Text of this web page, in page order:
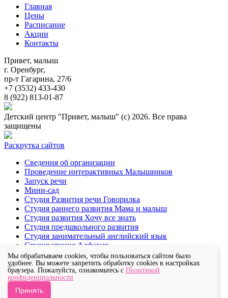
Главная
Цены
Расписание
Акции
Контакты
Привет, малыш
г. Оренбург,
пр-т Гагарина, 27/6
+7 (3532) 433-430
8 (922) 813-01-87
Детский центр "Привет, малыш" (с) 2026. Все права
защищены
Раскрутка сайтов
Сведения об организации
Проведение интерактивных Малышников
Запуск речи
Мини-сад
Студия Развития речи Говорилка
Студия раннего развития Мама и малыш
Студия развития Хочу все знать
Студия предшкольного развития
Студия занимательный английский язык
Студия чтения Алфавит
Студия творческая мастерская
Студия танца и хореографии
Студия актерское мастерство и ораторское искусство
Логопед
Мы обрабатываем cookies, чтобы пользоваться сайтом было
удобнее. Вы можете запретить обработку cookies в настройках
браузера. Пожалуйста, ознакомьтесь с Политикой
конфиденциальности
Принять